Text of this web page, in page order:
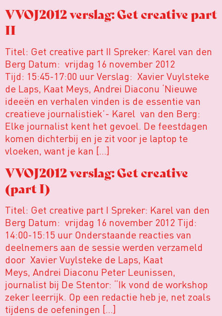
VVOJ2012 verslag: Get creative part
II
Titel: Get creative part II Spreker: Karel van den
Berg Datum: vrijdag 16 november 2012
Tijd: 15:45-17:00 uur Verslag: Xavier Vuylsteke
de Laps, Kaat Meys, Andrei Diaconu ‘Nieuwe
ideeën en verhalen vinden is de essentie van
creatieve journalistiek’- Karel van den Berg:
Elke journalist kent het gevoel. De feestdagen
komen dichterbij en je zit voor je laptop te
vloeken, want je kan […]
VVOJ2012 verslag: Get creative
(part I)
Titel: Get creative part I Spreker: Karel van den
Berg Datum: vrijdag 16 november 2012 Tijd:
14:00-15:15 uur Onderstaande reacties van
deelnemers aan de sessie werden verzameld
door Xavier Vuylsteke de Laps, Kaat
Meys, Andrei Diaconu Peter Leunissen,
journalist bij De Stentor: “Ik vond de workshop
zeker leerrijk. Op een redactie heb je, net zoals
tijdens de oefeningen […]